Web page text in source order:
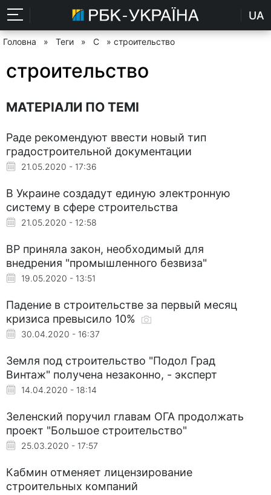
UA
Головна » Теги » С » строительство
строительство
МАТЕРІАЛИ ПО ТЕМІ
Раде рекомендуют ввести новый тип
градостроительной документации
21.05.2020 - 17:36
В Украине создадут единую электронную
систему в сфере строительства
21.05.2020 - 12:58
ВР приняла закон, необходимый для
внедрения "промышленного безвиза"
19.05.2020 - 13:51
Падение в строительстве за первый месяц
кризиса превысило 10%
30.04.2020 - 16:37
Земля под строительство "Подол Град
Винтаж" получена незаконно, - эксперт
14.04.2020 - 18:14
Зеленский поручил главам ОГА продолжать
проект "Большое строительство"
25.03.2020 - 17:57
Кабмин отменяет лицензирование
строительных компаний